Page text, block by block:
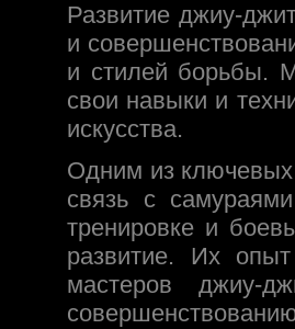
Развитие джиу-
и
и стилей борьбы.
свои навыки и
искусства.
Одним из ключевых
связь с
тренировке и
развитие. Их
мастеров джиу-